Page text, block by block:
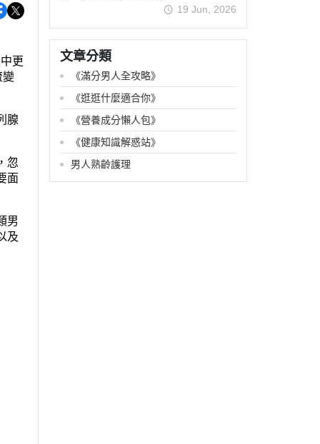
更
變
腺
忽
面
男
及
19 Jun, 2026
文章分類
《滿分男人全攻略》
《逛逛什麼適合你》
《營養成分懶人包》
《健康知識解惑站》
男人熟齡護理